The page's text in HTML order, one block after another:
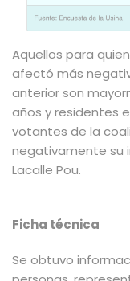
Aquellos para
afectó más
anterior son
años y residentes
votantes de la
negativamente su
Lacalle Pou.
Ficha técnica
Se obtuvo